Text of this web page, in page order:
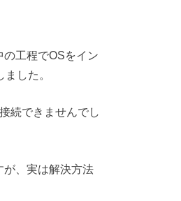
工程でOSをイン
した。
続できませんでし
が、実は解決方法